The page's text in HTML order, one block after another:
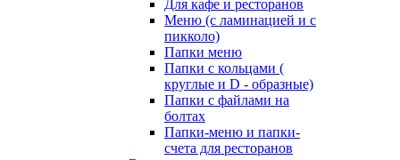
Для кафе и ресторанов
Меню (с ламинацией и с
пикколо)
Папки меню
Папки с кольцами (
круглые и D - образные)
Папки с файлами на
болтах
Папки-меню и папки-
счета для ресторанов